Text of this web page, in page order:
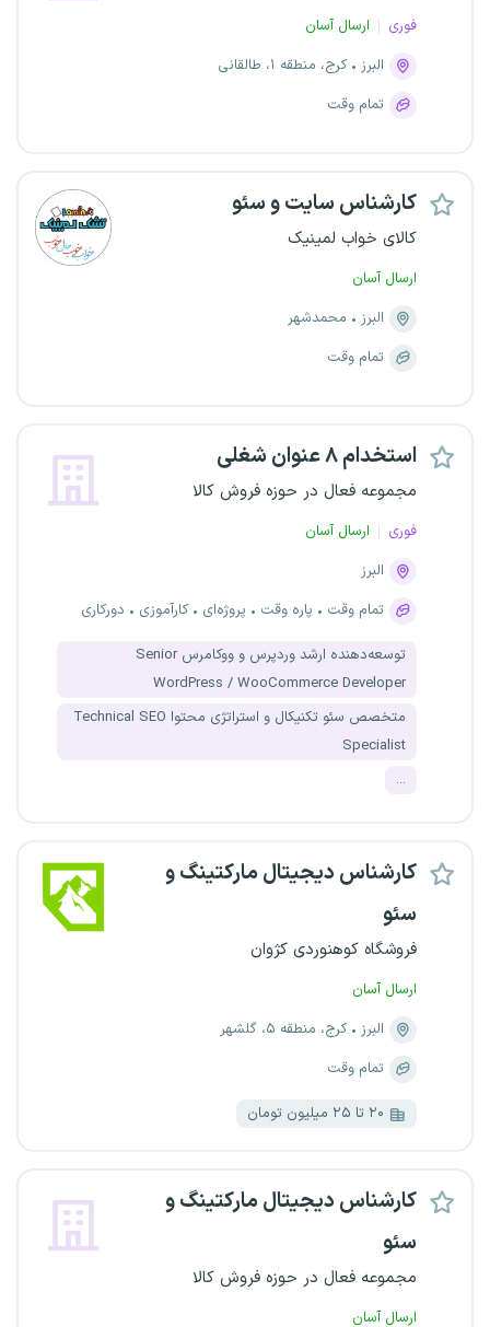
فوری
ارسال آسان
البرز
کرج، منطقه ۱، طالقانی
تمام وقت
کارشناس سایت و سئو
کالای خواب لمینیک
ارسال آسان
البرز
محمدشهر
تمام وقت
استخدام ۸ عنوان شغلی
مجموعه فعال در حوزه فروش کالا
فوری
ارسال آسان
البرز
تمام وقت
پاره وقت پروژه‌ای کارآموزی دورکاری
توسعه‌دهنده ارشد وردپرس و ووکامرس Senior
WordPress / WooCommerce Developer
متخصص سئو تکنیکال و استراتژی محتوا Technical SEO
Specialist
...
کارشناس دیجیتال مارکتینگ و
سئو
فروشگاه کوهنوردی کژوان
ارسال آسان
البرز
کرج، منطقه ۵، گلشهر
تمام وقت
۲۰ تا ۲۵ میلیون تومان
کارشناس دیجیتال مارکتینگ و
سئو
مجموعه فعال در حوزه فروش کالا
ارسال آسان